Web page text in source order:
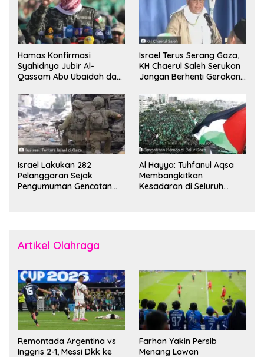
Hamas Konfirmasi
Syahidnya Jubir Al-
Qassam Abu Ubaidah dan
Sinwar
Israel Terus Serang Gaza,
KH Chaerul Saleh Serukan
Jangan Berhenti Gerakan
Israel Lakukan 282
Pelanggaran Sejak
Pengumuman Gencatan
Al Hayya: Tuhfanul Aqsa
Membangkitkan
Kesadaran di Seluruh
Artikel Olahraga
Remontada Argentina vs
Inggris 2-1, Messi Dkk ke
Farhan Yakin Persib
Menang Lawan